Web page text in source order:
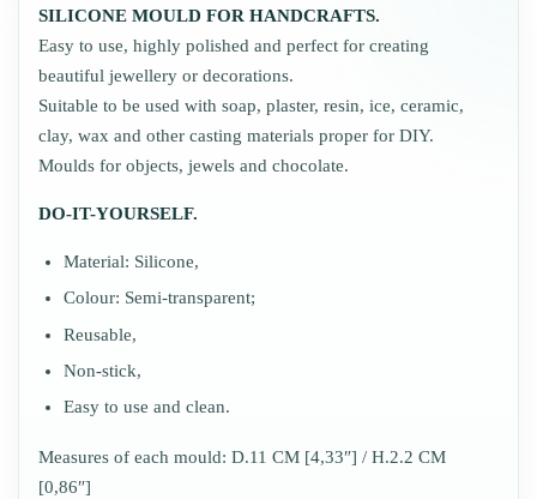
SILICONE MOULD FOR HANDCRAFTS.
Easy to use, highly polished and perfect for creating
beautiful jewellery or decorations.
Suitable to be used with soap, plaster, resin, ice, ceramic,
clay, wax and other casting materials proper for DIY.
Moulds for objects, jewels and chocolate.
DO-IT-YOURSELF.
Material: Silicone,
Colour: Semi-transparent;
Reusable,
Non-stick,
Easy to use and clean.
Measures of each mould: D.11 CM [4,33″] / H.2.2 CM
[0,86″]